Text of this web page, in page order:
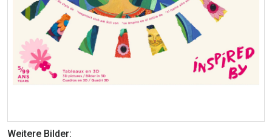
Weitere Bilder: